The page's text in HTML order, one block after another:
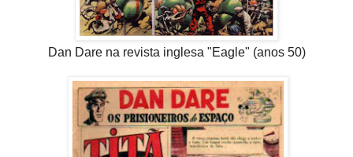
Dan Dare na revista inglesa "Eagle" (anos 50)